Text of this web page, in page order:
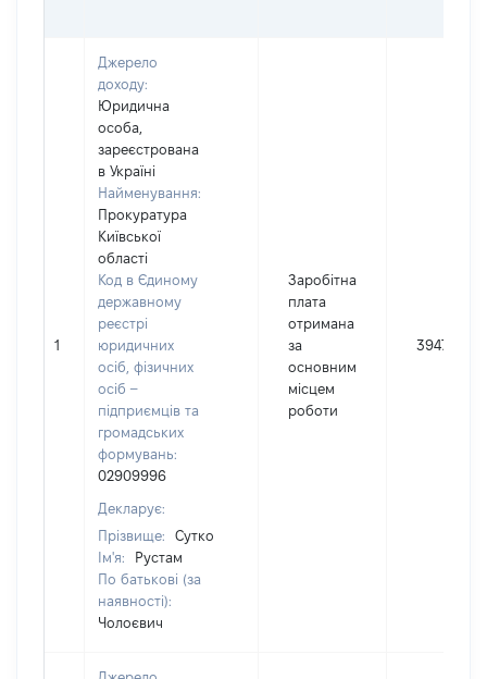
1
Джерело
доходу:
Юридична
особа,
зареєстрована
в Україні
Найменування:
Прокуратура
Київської
області
Код в Єдиному
державному
реєстрі
юридичних
осіб, фізичних
осіб –
підприємців та
громадських
формувань:
02909996
Декларує:
Прізвище:
Сутко
Ім'я:
Рустам
По батькові (за
наявності):
Чолоєвич
Заробітна
плата
отримана
за
основним
місцем
роботи
39476